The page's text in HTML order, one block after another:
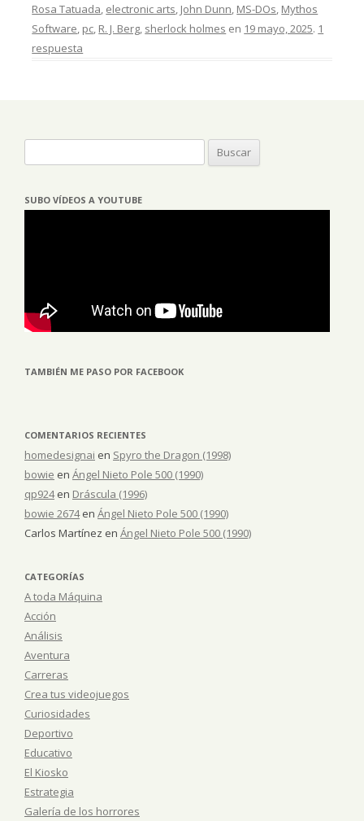
Rosa Tatuada, electronic arts, John Dunn, MS-DOs, Mythos
Software, pc, R. J. Berg, sherlock holmes en 19 mayo, 2025. 1
respuesta
SUBO VÍDEOS A YOUTUBE
TAMBIÉN ME PASO POR FACEBOOK
COMENTARIOS RECIENTES
homedesignai en Spyro the Dragon (1998)
bowie en Ángel Nieto Pole 500 (1990)
qp924en Dráscula (1996)
bowie 2674en Ángel Nieto Pole 500 (1990)
Carlos Martínez en Ángel Nieto Pole 500 (1990)
CATEGORÍAS
A toda Máquina
Acción
Análisis
Aventura
Carreras
Crea tus videojuegos
Curiosidades
Deportivo
Educativo
El Kiosko
Estrategia
Galería de los horrores